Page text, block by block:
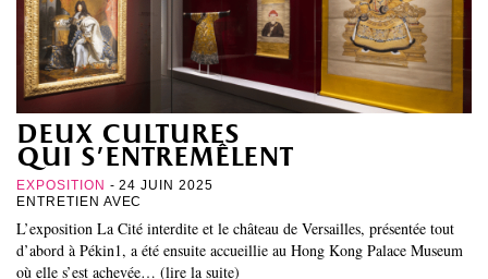
ABONNEMENT GRATUIT AU MAGAZINE
deux cultures
qui s’entremêlent
EXPOSITION - 24 JUIN 2025
ENTRETIEN AVEC
L’exposition La Cité interdite et le château de Versailles, présentée tout
d’abord à Pékin1, a été ensuite accueillie au Hong Kong Palace Museum
où elle s’est achevée… (lire la suite)